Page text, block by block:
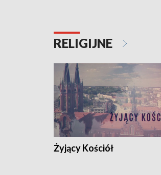
RELIGIJNE
Żyjący Kościół